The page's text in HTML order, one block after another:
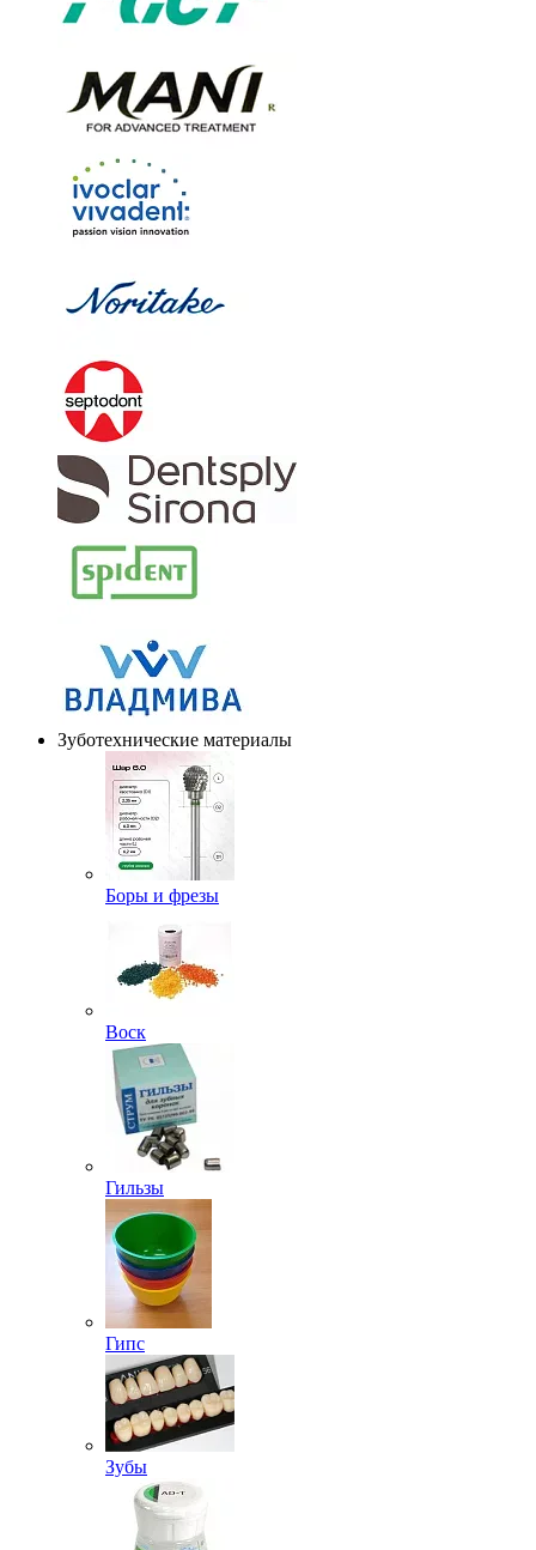
Зуботехнические материалы
Боры и фрезы
Воск
Гильзы
Гипс
Зубы